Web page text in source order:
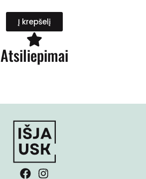
Į krepšelį
Atsiliepimai